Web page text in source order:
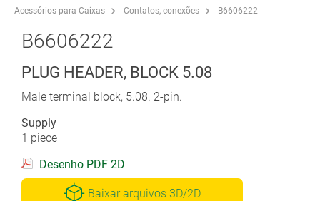
Acessórios para Caixas
Contatos, conexões B6606222
B6606222
PLUG HEADER, BLOCK 5.08
Male terminal block, 5.08. 2-pin.
Supply
1 piece
Desenho PDF 2D
Baixar arquivos 3D/2D